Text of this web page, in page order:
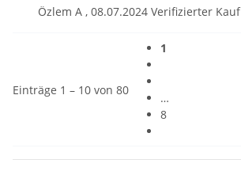
Özlem A , 08.07.2024 Verifizierter Kauf
Einträge 1 – 10 von 80
1
…
8